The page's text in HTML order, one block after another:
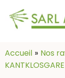
Accueil
Nos